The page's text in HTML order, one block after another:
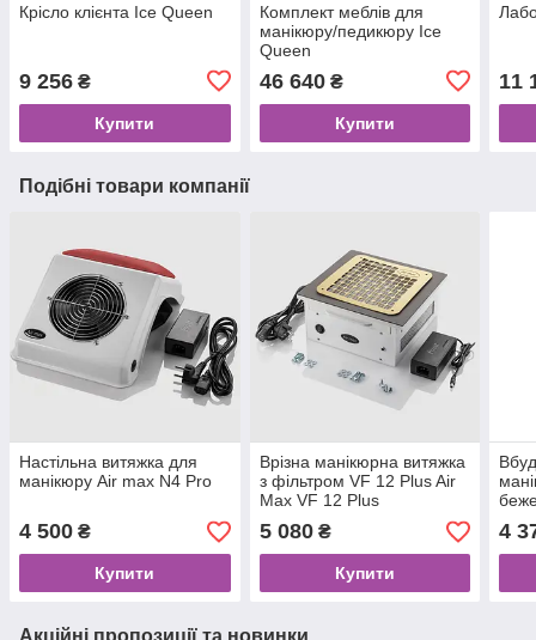
Крісло клієнта Ice Queen
9 256 ₴
Купити
Комплект меблів для
манікюру/педикюру Ice
Queen
46 640₴
Купити
11
Подібні товари компанії
Настільна витяжка для
манікюру Air max N4 Pro
4 500 ₴
Купити
Врізна манікюрна витяжка
з фільтром VF 12 Plus Air
Max VF 12 Plus
5 080₴
Купити
4